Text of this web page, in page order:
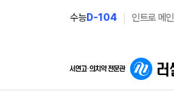
수능D-104 인트로 메인